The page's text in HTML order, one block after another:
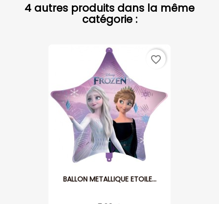
4 autres produits dans la même
catégorie :
BALLON METALLIQUE ETOILE...
favorite_border